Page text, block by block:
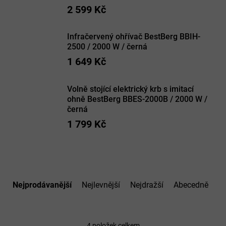
2 599 Kč
Infračervený ohřívač BestBerg BBIH-
2500 / 2000 W / černá
1 649 Kč
Volně stojící elektrický krb s imitací
ohně BestBerg BBES-2000B / 2000 W /
černá
1 799 Kč
Nejprodávanější Nejlevnější Nejdražší Abecedně